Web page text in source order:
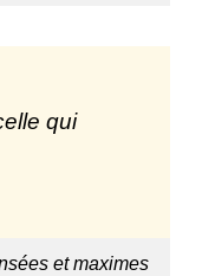
qui
et maximes